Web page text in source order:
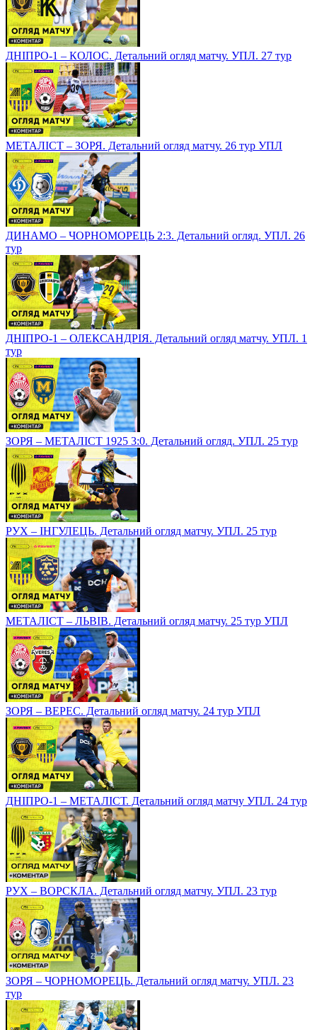
ДНІПРО-1 – КОЛОС. Детальний огляд матчу. УПЛ. 27 тур
МЕТАЛІСТ – ЗОРЯ. Детальний огляд матчу. 26 тур УПЛ
ДИНАМО – ЧОРНОМОРЕЦЬ 2:3. Детальний огляд. УПЛ. 26
тур
ДНІПРО-1 – ОЛЕКСАНДРІЯ. Детальний огляд матчу. УПЛ. 1
тур
ЗОРЯ – МЕТАЛІСТ 1925 3:0. Детальний огляд. УПЛ. 25 тур
РУХ – ІНГУЛЕЦЬ. Детальний огляд матчу. УПЛ. 25 тур
МЕТАЛІСТ – ЛЬВІВ. Детальний огляд матчу. 25 тур УПЛ
ЗОРЯ – ВЕРЕС. Детальний огляд матчу. 24 тур УПЛ
ДНІПРО-1 – МЕТАЛІСТ. Детальний огляд матчу УПЛ. 24 тур
РУХ – ВОРСКЛА. Детальний огляд матчу. УПЛ. 23 тур
ЗОРЯ – ЧОРНОМОРЕЦЬ. Детальний огляд матчу. УПЛ. 23
тур